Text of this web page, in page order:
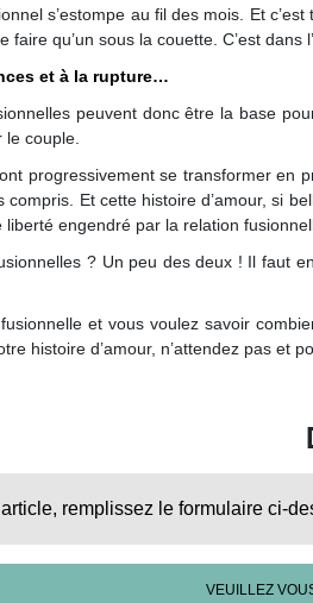
s’estompe au fil des mois. Et
faire qu’un sous la couette. C’est
et à la rupture…
peuvent donc être la base
couple.
progressivement se transformer en
compris. Et cette histoire d’amour, si
engendré par la relation
? Un peu des deux ! Il faut
et vous voulez savoir
histoire d’amour, n’attendez pas et
remplissez le formulaire ci-
VEUILLEZ